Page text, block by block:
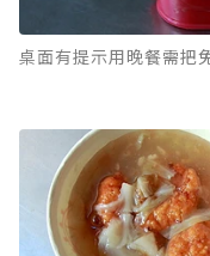
桌面有提示用晚餐需把